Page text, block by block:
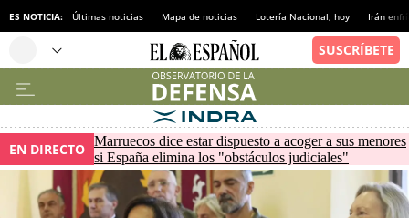
ES NOTICIA: Últimas noticias Mapa de noticias Lotería Nacional, hoy Irán
EN DIRECTO Marruecos dice estar dispuesto a acoger a sus menores
si España elimina los "obstáculos judiciales"